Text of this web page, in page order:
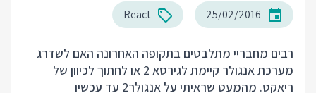
25/02/2016
React
רבים מחבריי מתלבטים בתקופה האחרונה האם לשדרג
מערכת אנגולר קיימת לגירסא 2 או לחתוך לכיוון של
ריאקט. מהמעט שראיתי על אנגולר2 עד עכשיו